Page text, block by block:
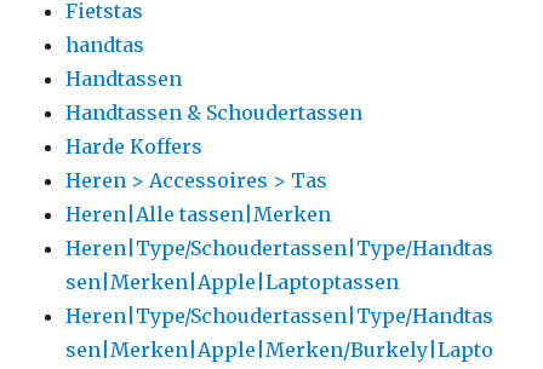
Fietstas
handtas
Handtassen
Handtassen & Schoudertassen
Harde Koffers
Heren > Accessoires > Tas
Heren|Alle tassen|Merken
Heren|Type/Schoudertassen|Type/Handtas
sen|Merken|Apple|Laptoptassen
Heren|Type/Schoudertassen|Type/Handtas
sen|Merken|Apple|Merken/Burkely|Lapto